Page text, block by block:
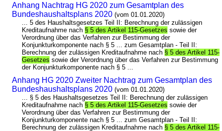
Anhang Nachtrag HG 2020 zum Gesamtplan des
Bundeshaushaltsplans 2020 (vom 01.01.2020)
... 5 des Haushaltsgesetzes Teil II: Berechnung der zulässigen
Kreditaufnahme nach § 5 des Artikel 115-Gesetzes sowie der
Verordnung über das Verfahren zur Bestimmung der
Konjunkturkomponente nach § 5 ... zum Gesamtplan - Teil II:
Berechnung der zulässigen Kreditaufnahme nach § 5 des Artikel 115-
Gesetzes sowie der Verordnung über das Verfahren zur Bestimmung
der Konjunkturkomponente nach § 5 ...
Anhang HG 2020 Zweiter Nachtrag zum Gesamtplan des
Bundeshaushaltsplans 2020 (vom 01.01.2020)
... § 5 des Haushaltsgesetzes Teil II: Berechnung der zulässigen
Kreditaufnahme nach § 5 des Artikel 115-Gesetzes sowie der
Verordnung über das Verfahren zur Bestimmung der
Konjunkturkomponente nach § 5 ... zum Gesamtplan - Teil II:
Berechnung der zulässigen Kreditaufnahme nach § 5 des Artikel 115-